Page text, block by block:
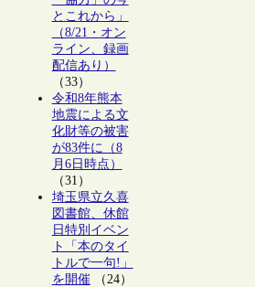
とこれから」
（8/21・オン
ライン、録画
配信あり）
（33）
令和8年熊本
地震による文
化財等の被害
が83件に（8
月6日時点）
（31）
埼玉県立久喜
図書館、休館
日特別イベン
ト「本のタイ
トルで一句!」
を開催（24）